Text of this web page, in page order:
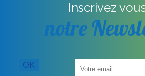
Inscrivez
notre
OK